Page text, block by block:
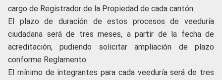
cargo de Registrador de la Propiedad de cada cantón.
El plazo de duración de estos procesos de veeduría
ciudadana será de tres meses, a partir de la fecha de
acreditación, pudiendo solicitar ampliación de plazo
conforme Reglamento.
El mínimo de integrantes para cada veeduría será de tres